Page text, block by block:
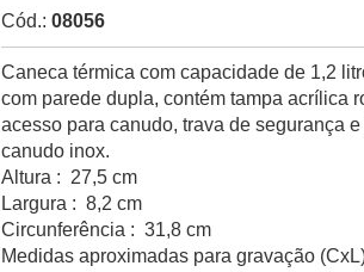
Cód.: 08056
Caneca térmica com capacidade de 1,2
com parede dupla, contém tampa acrílica
acesso para canudo, trava de segurança
canudo inox.
Altura : 27,5 cm
Largura : 8,2 cm
Circunferência : 31,8 cm
Medidas aproximadas para gravação